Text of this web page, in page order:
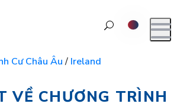
Cư Châu Âu/ Ireland
VỀ CHƯƠNG TRÌNH